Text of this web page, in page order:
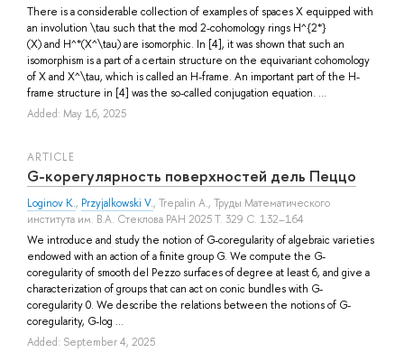
There is a considerable collection of examples of spaces X equipped with
an involution \tau such that the mod 2-cohomology rings H^{2*}
(X) and H^*(X^\tau) are isomorphic. In [4], it was shown that such an
isomorphism is a part of a certain structure on the equivariant cohomology
of X and X^\tau, which is called an H-frame. An important part of the H-
frame structure in [4] was the so-called conjugation equation. ...
Added: May 16, 2025
ARTICLE
G-корегулярность поверхностей дель Пеццо
Loginov K., Przyjalkowski V., Trepalin A., Труды Математического
института им. В.А. Стеклова РАН 2025 Т. 329 С. 132–164
We introduce and study the notion of G-coregularity of algebraic varieties
endowed with an action of a finite group G. We compute the G-
coregularity of smooth del Pezzo surfaces of degree at least 6, and give a
characterization of groups that can act on conic bundles with G-
coregularity 0. We describe the relations between the notions of G-
coregularity, G-log ...
Added: September 4, 2025